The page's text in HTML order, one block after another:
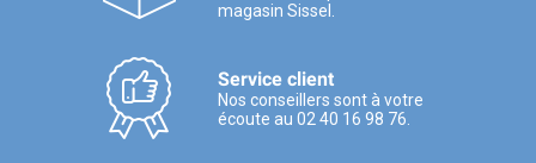
magasin Sissel.
Service client
Nos conseillers sont à votre
écoute au 02 40 16 98 76.